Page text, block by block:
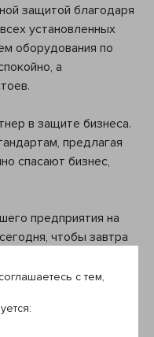
с тем,
защитой благодаря
установленных
оборудования по
а
в защите бизнеса.
предлагая
спасают бизнес,
предприятия на
чтобы завтра